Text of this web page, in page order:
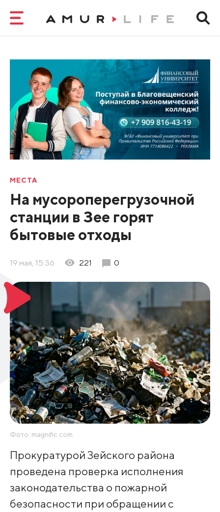
МЕСТА
На мусороперегрузочной
станции в Зее горят
бытовые отходы
19 мая, 15:36 221 0
Фото: magnific.com
Прокуратурой Зейского района
проведена проверка исполнения
законодательства о пожарной
безопасности при обращении с